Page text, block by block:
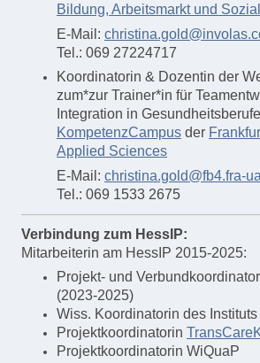
Bildung, Arbeitsmarkt und
E-Mail:
Tel.: 069 27224717
Koordinatorin & Dozentin der
zum*zur Trainer*in für
Integration in
KompetenzCampus der
Applied Sciences
E-Mail: christina.gold@fb4.fra-
Tel.: 069 1533 2675
Verbindung zum HessIP:
Mitarbeiterin am HessIP 2015-2025:
Projekt- und
(2023-2025)
Wiss. Koordinatorin des
Projektkoordinatorin
Projektkoordinatorin WiQuaP